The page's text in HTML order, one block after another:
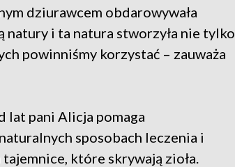
dziurawcem obdarowywała
natury i ta natura stworzyła nie tylko
powinniśmy korzystać – zauważa
lat pani Alicja pomaga
sposobach leczenia i
które skrywają zioła.